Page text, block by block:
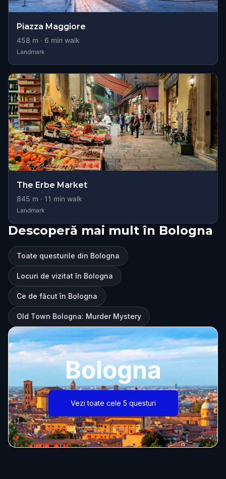
Piazza Maggiore
458 m · 6 min walk
Landmark
The Erbe Market
845 m · 11 min walk
Landmark
Descoperă mai mult în Bologna
Toate questurile din Bologna
Locuri de vizitat în Bologna
Ce de făcut în Bologna
Old Town Bologna: Murder Mystery
Bologna
Vezi toate cele 5 questuri